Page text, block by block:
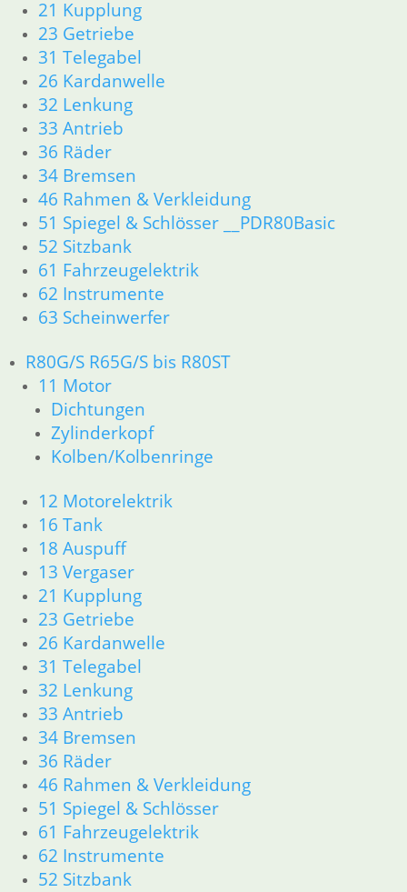
21 Kupplung
23 Getriebe
31 Telegabel
26 Kardanwelle
32 Lenkung
33 Antrieb
36 Räder
34 Bremsen
46 Rahmen & Verkleidung
51 Spiegel & Schlösser __PDR80Basic
52 Sitzbank
61 Fahrzeugelektrik
62 Instrumente
63 Scheinwerfer
R80G/S R65G/S bis R80ST
11 Motor
Dichtungen
Zylinderkopf
Kolben/Kolbenringe
12 Motorelektrik
16 Tank
18 Auspuff
13 Vergaser
21 Kupplung
23 Getriebe
26 Kardanwelle
31 Telegabel
32 Lenkung
33 Antrieb
34 Bremsen
36 Räder
46 Rahmen & Verkleidung
51 Spiegel & Schlösser
61 Fahrzeugelektrik
62 Instrumente
52 Sitzbank
61 Fahrzeugelektrik
62 Instrumente
63 Scheinwerfer
R80G/S R65G/S bis R80ST
11 Motor
Dichtungen
Zylinderkopf
Kolben/Kolbenringe
12 Motorelektrik
16 Tank
18 Auspuff
13 Vergaser
21 Kupplung
23 Getriebe
26 Kardanwelle
32 Lenkung
33 Antrieb
34 Bremsen
36 Räder
46 Rahmen & Verkleidung
51 Spiegel & Schlösser
62 Instrumente
52 Sitzbank
R80GS bis R100GS PD 1990
11 Motor
Dichtungen
Kolben/Kolbenringe
Zylinderkopf
12 Motorelektrik
13 Vergaser
16 Tank
18 Auspuff
21 Kupplung
23 Getriebe
26 Kardanwelle
31 Telegabel
32 Lenkung
33 Antrieb
34 Bremsen
36 Räder